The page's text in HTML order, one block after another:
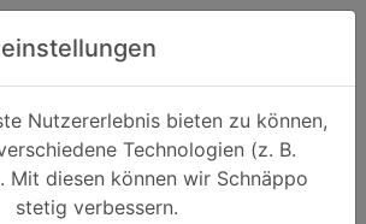
Zum Hauptinhalt springen
Nutzererlebnis bieten zu können,
Technologien (z. B.
Mit diesen können wir Schnäppo
stetig verbessern.
Suchen
Amazon